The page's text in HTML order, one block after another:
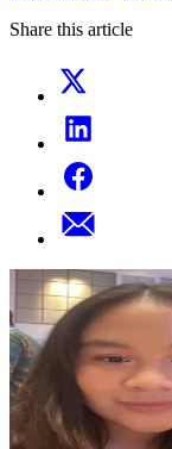
Share this article